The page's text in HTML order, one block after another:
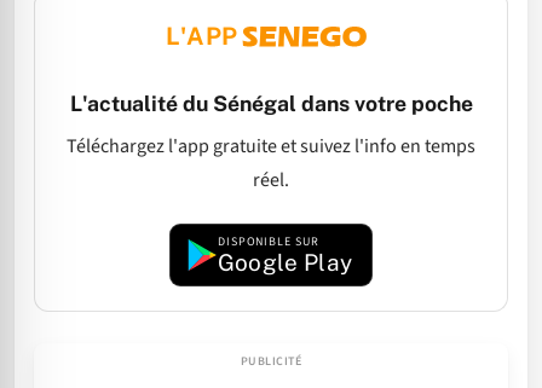
L'APP
L'actualité du Sénégal dans votre poche
Téléchargez l'app gratuite et suivez l'info en temps
réel.
DISPONIBLE SUR
Google Play